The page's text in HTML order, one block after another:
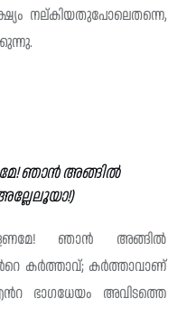
നല്കിയതുപോലെതന്നെ,
ഞാൻ അങ്ങിൽ
ഞാൻ അങ്ങിൽ
കർത്താവ്; കർത്താവാണ്
ഭാഗധേയം അവിടത്തെ